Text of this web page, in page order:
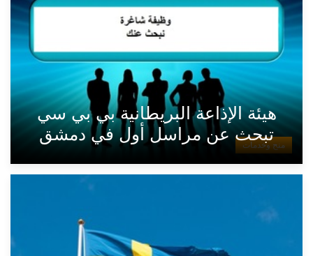
منح وخدمات
هيئة الإذاعة البريطانية بي بي سي
تبحث عن مراسل أول في دمشق